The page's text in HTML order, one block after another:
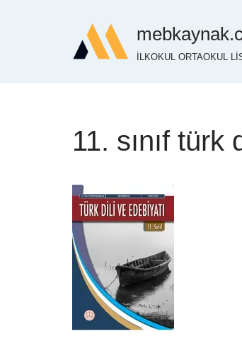
İLKOKUL ORTAOKUL
11. sınıf türk